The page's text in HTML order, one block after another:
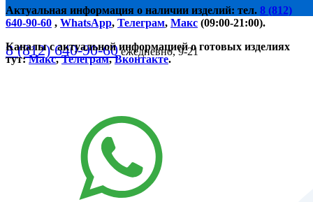
8 (812) 640-90-60 ежедневно, 9-21
Актуальная информация о наличии изделий: тел. 8 (812)
640-90-60 , WhatsApp, Телеграм, Макс (09:00-21:00).
Каналы с актуальной информацией о готовых изделиях
тут:Макс,Телеграм,Вконтакте.